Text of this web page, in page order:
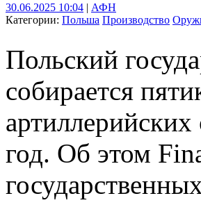
30.06.2025 10:04 | АФН
Категории: Польша Производство
Польский
собирается
год. Об этом